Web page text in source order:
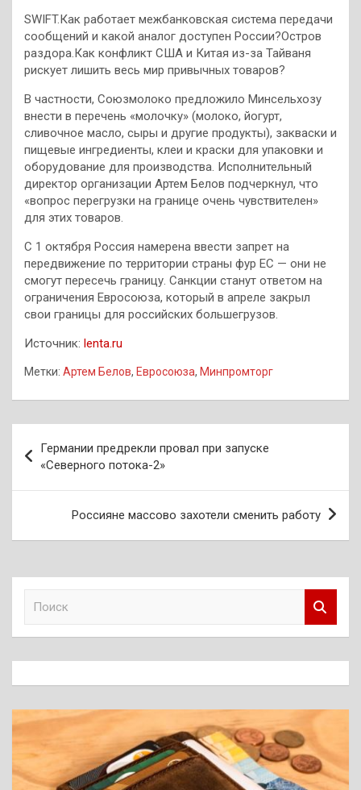
SWIFT.Как работает межбанковская система передачи
сообщений и какой аналог доступен России?Остров
раздора.Как конфликт США и Китая из-за Тайваня
рискует лишить весь мир привычных товаров?
В частности, Союзмолоко предложило Минсельхозу
внести в перечень «молочку» (молоко, йогурт,
сливочное масло, сыры и другие продукты), закваски и
пищевые ингредиенты, клеи и краски для упаковки и
оборудование для производства. Исполнительный
директор организации Артем Белов подчеркнул, что
«вопрос перегрузки на границе очень чувствителен»
для этих товаров.
С 1 октября Россия намерена ввести запрет на
передвижение по территории страны фур ЕС — они не
смогут пересечь границу. Санкции станут ответом на
ограничения Евросоюза, который в апреле закрыл
свои границы для российских большегрузов.
Источник: lenta.ru
Метки: Артем Белов, Евросоюза, Минпромторг
по
записям
Германии предрекли провал при запуске
«Северного потока-2»
Россияне массово захотели сменить работу
к